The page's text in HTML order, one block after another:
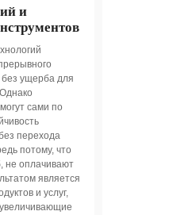
и
без ущерба для
сами по
перехода
потому, что
не оплачивают
является
и услуг,